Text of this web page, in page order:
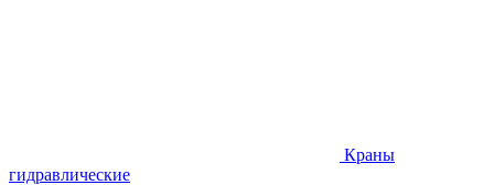
Краны
гидравлические